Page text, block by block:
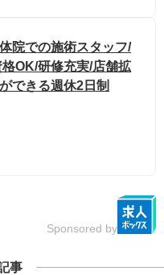
院での施術スタッフ/
OK/研修充実/店舗拡
できる週休2日制
Sponsored by
事